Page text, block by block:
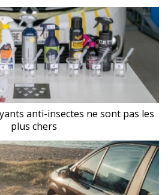
anti-insectes ne sont pas les
plus chers